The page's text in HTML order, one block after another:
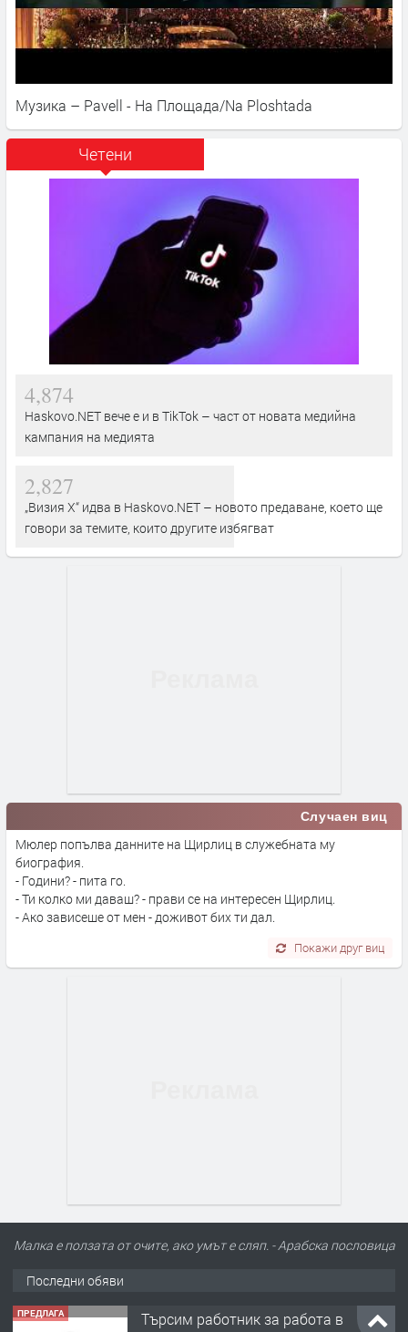
Музика – Pavell - На Площада/Na Ploshtada
Четени
4,874
Haskovo.NET вече е и в TikTok – част от новата медийна
кампания на медията
2,827
„Визия Х“ идва в Haskovo.NET – новото предаване, което ще
говори за темите, които другите избягват
Случаен виц
Мюлер попълва данните на Щирлиц в служебната му
биография.
- Години? - пита го.
- Ти колко ми даваш? - прави се на интересен Щирлиц.
- Ако зависеше от мен - доживот бих ти дал.
Покажи друг виц
Малка е ползата от очите, ако умът е сляп. - Арабска пословица
Последни обяви
ПРЕДЛАГА
Търсим работник за работа в